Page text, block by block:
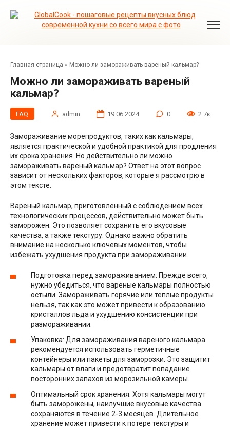
Главная страница » Можно ли замораживать вареный кальмар?
Можно ли замораживать вареный
кальмар?
FAQ admin 19.06.2024 0 2.7к.
Замораживание морепродуктов, таких как кальмары,
является практической и удобной практикой для продления
их срока хранения. Но действительно ли можно
замораживать вареный кальмар? Ответ на этот вопрос
зависит от нескольких факторов, которые я рассмотрю в
этом тексте.
Вареный кальмар, приготовленный с соблюдением всех
технологических процессов, действительно может быть
заморожен. Это позволяет сохранить его вкусовые
качества, а также текстуру. Однако важно обратить
внимание на несколько ключевых моментов, чтобы
избежать ухудшения продукта при замораживании.
Подготовка перед замораживанием: Прежде всего,
нужно убедиться, что вареные кальмары полностью
остыли. Замораживать горячие или теплые продукты
нельзя, так как это может привести к образованию
кристаллов льда и ухудшению консистенции при
размораживании.
Упаковка: Для замораживания вареного кальмара
рекомендуется использовать герметичные
контейнеры или пакеты для заморозки. Это защитит
кальмары от влаги и предотвратит попадание
посторонних запахов из морозильной камеры.
Оптимальный срок хранения: Хотя кальмары могут
быть заморожены, наилучшие вкусовые качества
сохраняются в течение 2-3 месяцев. Длительное
хранение может привести к потере текстуры и